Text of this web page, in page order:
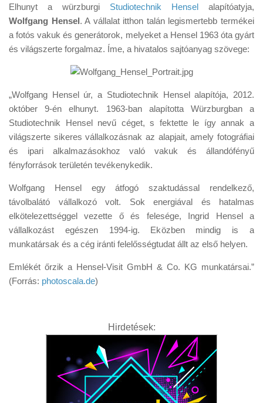
Firmware
Tudástár
Tanácsok
Helyszíni Riport
E-BB
Elhunyt a würzburgi Studiotechnik Hensel alapítóatyja,
Wolfgang Hensel. A vállalat itthon talán legismertebb termékei
a fotós vakuk és generátorok, melyeket a Hensel 1963 óta gyárt
és világszerte forgalmaz. Íme, a hivatalos sajtóanyag szövege:
„Wolfgang Hensel úr, a Studiotechnik Hensel alapítója, 2012.
október 9-én elhunyt. 1963-ban alapította Würzburgban a
Studiotechnik Hensel nevű céget, s fektette le így annak a
világszerte sikeres vállalkozásnak az alapjait, amely fotográfiai
és ipari alkalmazásokhoz való vakuk és állandófényű
fényforrások területén tevékenykedik.
Wolfgang Hensel egy átfogó szaktudással rendelkező,
távolbalátó vállalkozó volt. Sok energiával és hatalmas
elkötelezettséggel vezette ő és felesége, Ingrid Hensel a
vállalkozást egészen 1994-ig. Eközben mindig is a
munkatársak és a cég iránti felelősségtudat állt az első helyen.
Emlékét őrzik a Hensel-Visit GmbH & Co. KG munkatársai.”
(Forrás: photoscala.de)
Hirdetések: